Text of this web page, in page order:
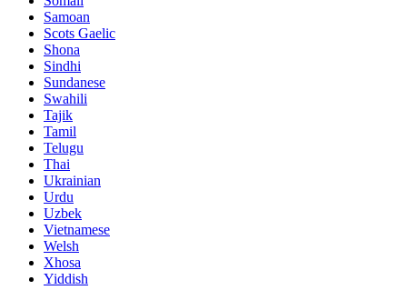
Samoan
Scots Gaelic
Shona
Sindhi
Sundanese
Swahili
Tajik
Tamil
Telugu
Thai
Ukrainian
Urdu
Uzbek
Vietnamese
Welsh
Xhosa
Yiddish